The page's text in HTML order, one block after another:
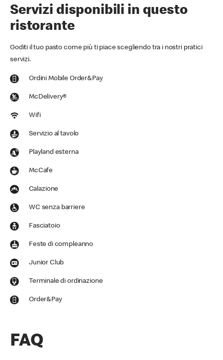
Servizi disponibili in questo
ristorante
Goditi il tuo pasto come più ti piace scegliendo tra i nostri pratici
servizi.
Ordini Mobile Order&Pay
McDelivery®
Wifi
Servizio al tavolo
Playland esterna
McCafe
Calazione
WC senza barriere
Fasciatoio
Feste di compleanno
Junior Club
Terminale di ordinazione
Order&Pay
FAQ